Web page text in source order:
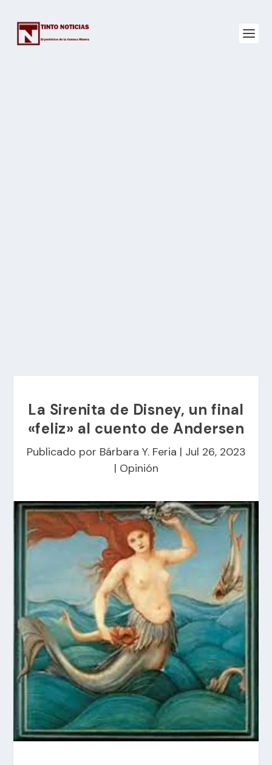
La Sirenita de Disney, un final
«feliz» al cuento de Andersen
Publicado por Bárbara Y. Feria | Jul 26, 2023
| Opinión